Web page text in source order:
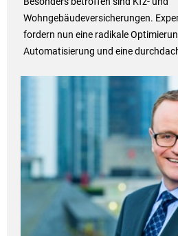
Wohngebäudeversicherungen.
fordern nun eine radikale
Automatisierung und eine